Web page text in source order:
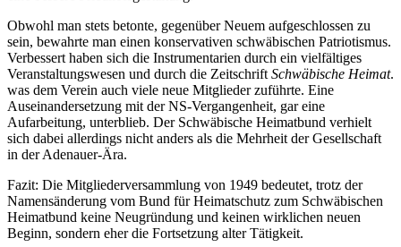
Obwohl man stets betonte, gegenüber Neuem aufgeschlossen zu
sein, bewahrte man einen konservativen schwäbischen Patriotismus.
Verbessert haben sich die Instrumentarien durch ein vielfältiges
Veranstaltungswesen und durch die Zeitschrift Schwäbische Heimat.
was dem Verein auch viele neue Mitglieder zuführte. Eine
Auseinandersetzung mit der NS-Vergangenheit, gar eine
Aufarbeitung, unterblieb. Der Schwäbische Heimatbund verhielt
sich dabei allerdings nicht anders als die Mehrheit der Gesellschaft
in der Adenauer-Ära.
Fazit: Die Mitgliederversammlung von 1949 bedeutet, trotz der
Namensänderung vom Bund für Heimatschutz zum Schwäbischen
Heimatbund keine Neugründung und keinen wirklichen neuen
Beginn, sondern eher die Fortsetzung alter Tätigkeit.